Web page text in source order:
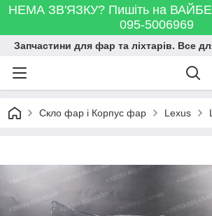
НЕМА ЗВ'ЯЗКУ? Пишіть на
095-5006969
Запчастини для фар та ліхтарів. Все
Скло фар і Корпус фар Lexus